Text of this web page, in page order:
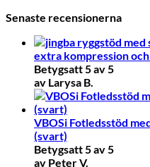
Senaste recensionerna
extra kompression
Betygsatt 5av 5
av Larysa B.
VBOSi Fotledsstöd
(svart)
Betygsatt 5av 5
av Peter V.